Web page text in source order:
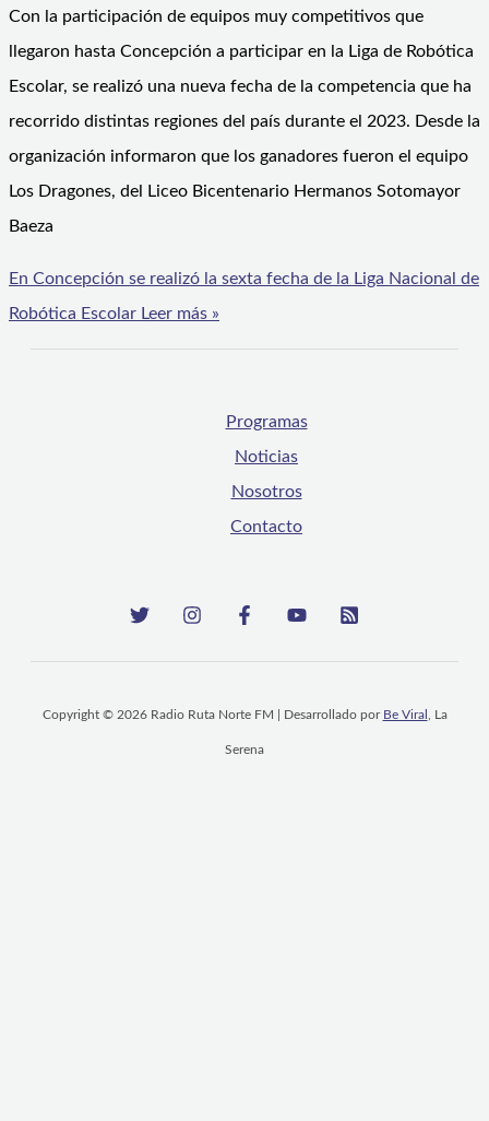
Con la participación de equipos muy competitivos que
llegaron hasta Concepción a participar en la Liga de Robótica
Escolar, se realizó una nueva fecha de la competencia que ha
recorrido distintas regiones del país durante el 2023. Desde la
organización informaron que los ganadores fueron el equipo
Los Dragones, del Liceo Bicentenario Hermanos Sotomayor
Baeza
En Concepción se realizó la sexta fecha de la Liga Nacional de
Robótica Escolar Leer más »
Programas
Noticias
Nosotros
Contacto
Copyright © 2026 Radio Ruta Norte FM | Desarrollado por Be Viral , La
Serena